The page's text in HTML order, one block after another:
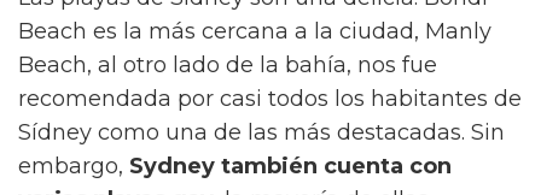
Beach es la más cercana a la ciudad, Manly
Beach, al otro lado de la bahía, nos fue
recomendada por casi todos los habitantes de
Sídney como una de las más destacadas. Sin
embargo, Sydney también cuenta con